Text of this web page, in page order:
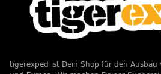
tigerexped ist Dein Shop für den Ausbau